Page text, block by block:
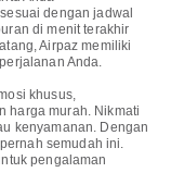
dengan jadwal
di menit terakhir
Airpaz memiliki
Anda.
khusus,
harga murah. Nikmati
kenyamanan. Dengan
semudah ini.
pengalaman